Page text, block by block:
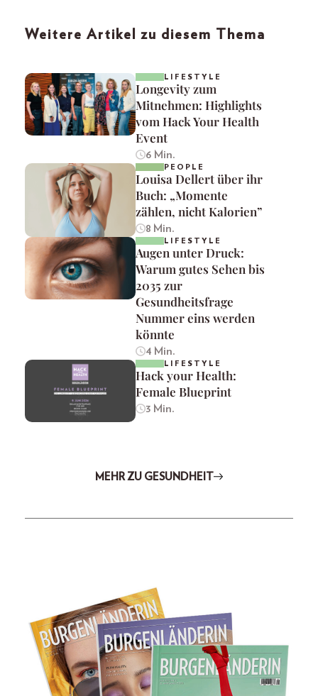
Weitere Artikel zu diesem Thema
LIFESTYLE
Longevity zum
Mitnehmen: Highlights
vom Hack Your Health
Event
6 Min.
PEOPLE
Louisa Dellert über ihr
Buch: „Momente
zählen, nicht Kalorien”
8 Min.
LIFESTYLE
Augen unter Druck:
Warum gutes Sehen bis
2035 zur
Gesundheitsfrage
Nummer eins werden
könnte
4 Min.
LIFESTYLE
Hack your Health:
Female Blueprint
3 Min.
MEHR ZU GESUNDHEIT